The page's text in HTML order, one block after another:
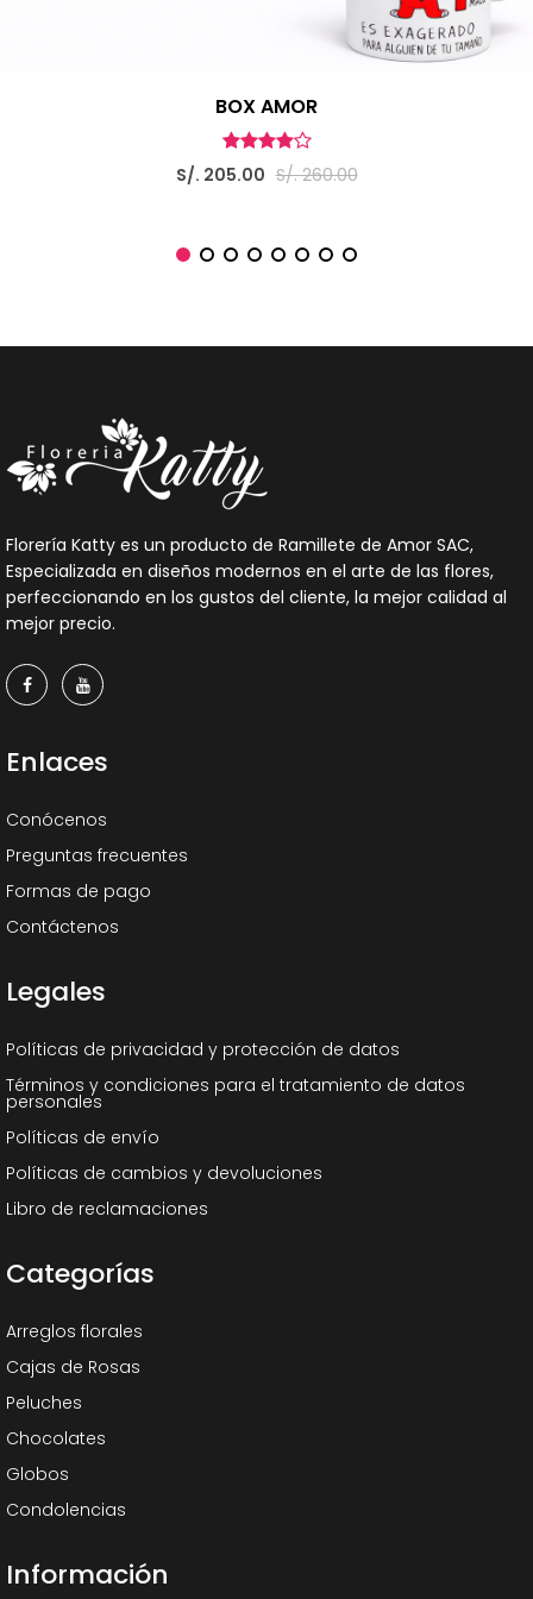
BOX AMOR
S/. 205.00 S/. 260.00
Florería Katty es un producto de Ramillete de Amor SAC,
Especializada en diseños modernos en el arte de las flores,
perfeccionando en los gustos del cliente, la mejor calidad al
mejor precio.
Enlaces
Conócenos
Preguntas frecuentes
Formas de pago
Contáctenos
Legales
Políticas de privacidad y protección de datos
Términos y condiciones para el tratamiento de datos
personales
Políticas de envío
Políticas de cambios y devoluciones
Libro de reclamaciones
Categorías
Arreglos florales
Cajas de Rosas
Peluches
Chocolates
Globos
Condolencias
Información